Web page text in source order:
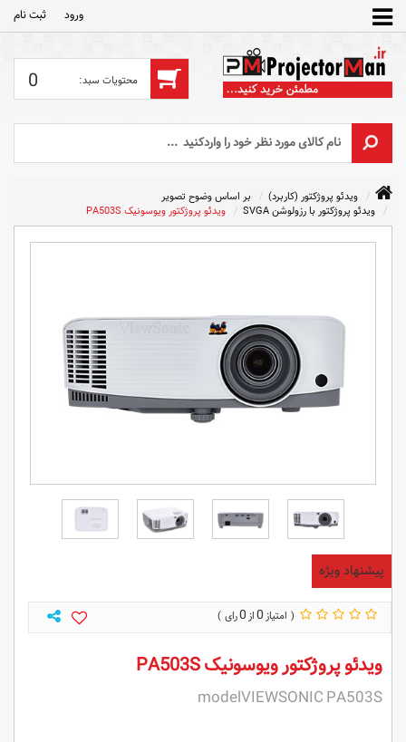
ورود ثبت‌ نام
0
ویدئو پروژکتور (کاربرد)
بر اساس وضوح تصویر
ویدئو پروژکتور با رزولوشن SVGA
ویدئو پروژکتور ویوسونیک PA503S
پیشنهاد ویژه
0
0
ویدئو پروژکتور ویوسونیک PA503S
modelVIEWSONIC PA503S